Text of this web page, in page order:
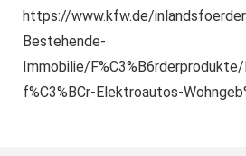
https://www.kfw.de/
Bestehende-
Immobilie/
f%C3%BCr-Elektroautos-